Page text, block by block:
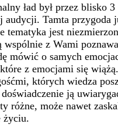
ład był przez blisko 3
audycji. Tamta przygoda
tematyka jest
wspólnie z Wami
mówić o samych
z emocjami się
których wiedza
ją
różne, może nawet
życiu.